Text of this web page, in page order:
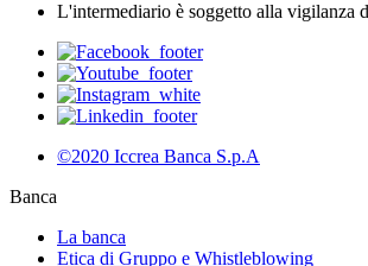
L'intermediario è soggetto alla vigilanza
©2020 Iccrea Banca S.p.A
Banca
La banca
Etica di Gruppo e Whistleblowing